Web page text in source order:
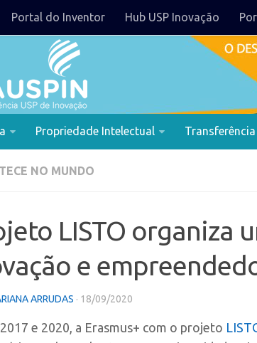
Portal do Inventor Hub USP Inovação
Propriedade Intelectual
NO MUNDO
LISTO organiza
e
ARRUDAS · 18/09/2020
e 2020, a Erasmus+ com o projeto